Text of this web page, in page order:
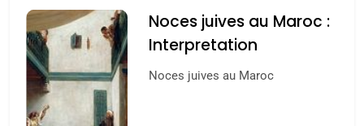
Noces juives au Maroc :
Interpretation
Noces juives au Maroc